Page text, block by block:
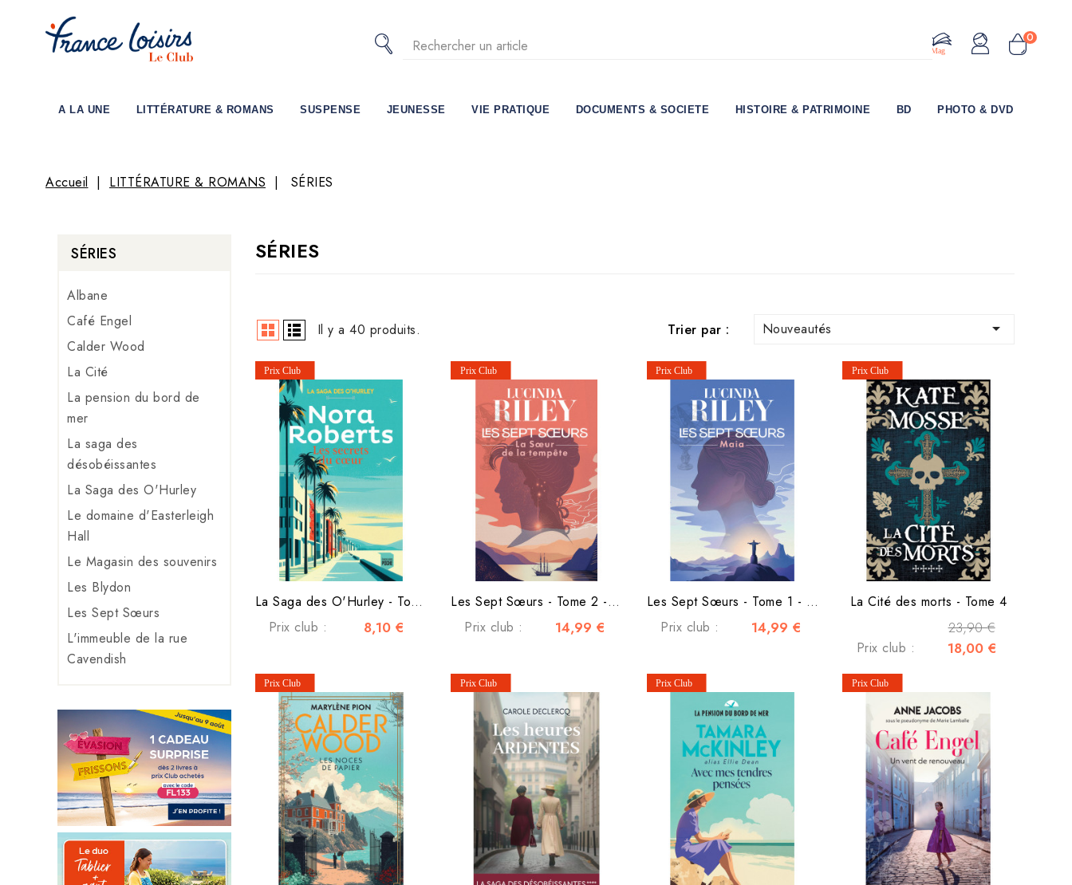
0
Le Mag
A LA UNE LITTÉRATURE & ROMANS SUSPENSE JEUNESSE VIE PRATIQUE DOCUMENTS & SOCIETE HISTOIRE & PATRIMOINE BD PHOTO & DVD
Accueil LITTÉRATURE & ROMANS SÉRIES
SÉRIES
Albane
Café Engel
Calder Wood
La Cité
La pension du bord de
mer
La saga des
désobéissantes
La Saga des O'Hurley
Le domaine d'Easterleigh
Hall
Le Magasin des souvenirs
Les Blydon
Les Sept Sœurs
L'immeuble de la rue
Cavendish
SÉRIES
Il y a 40 produits. Trier par : Nouveautés 
La Saga des O'Hurley - Tome 3 - Les secrets du cœur
Prix club :
8,10 €
Les Sept Sœurs - Tome 2 - La sœur de la tempête
Prix club :
14,99 €
Les Sept Sœurs - Tome 1 - Maia
Prix club :
14,99 €
La Cité des morts - Tome 4
23,90 €
Prix club : 18,00 €